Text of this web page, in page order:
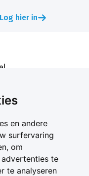
en andere
surfervaring
om
te
te analyseren
Log hier in